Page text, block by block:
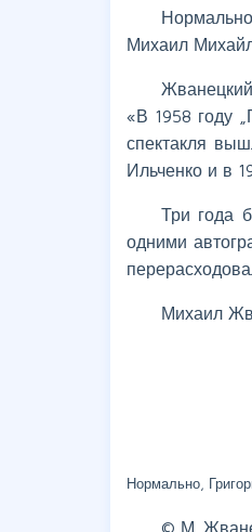
Михаил
«В 1958 году
спектакля
Ильченко и в
Три года
одними
Михаил
Нормально,
© М.